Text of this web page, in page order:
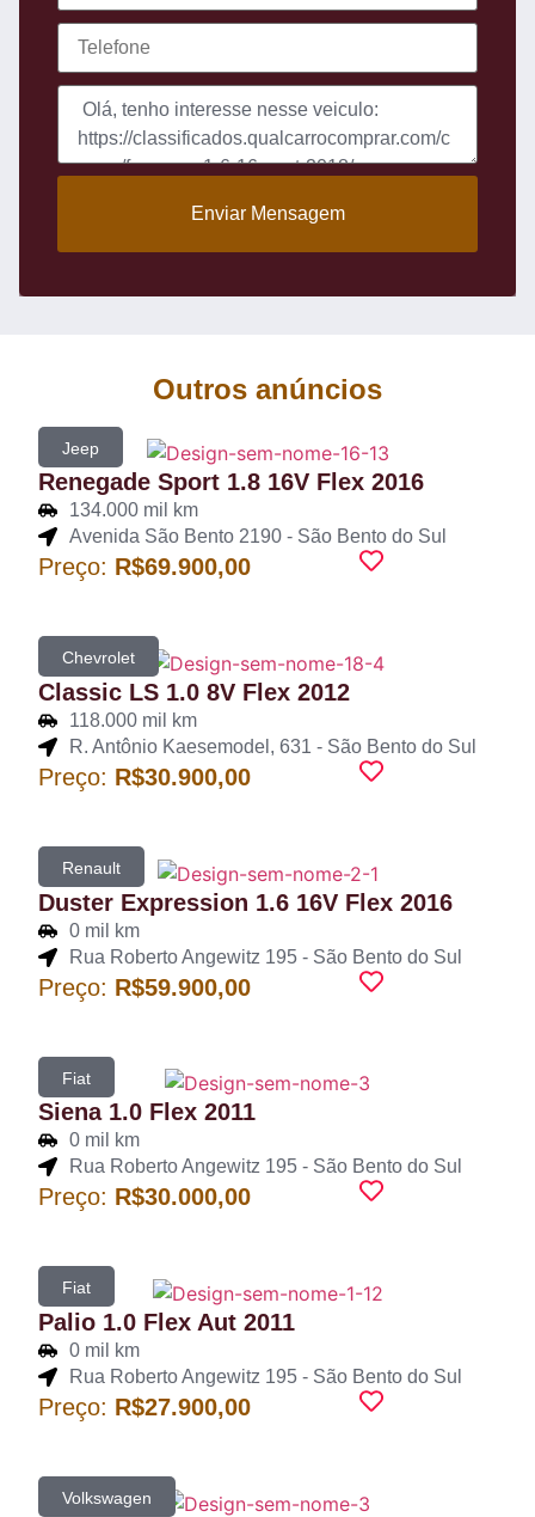
Enviar Mensagem
Outros anúncios
Jeep
Renegade Sport 1.8 16V Flex 2016
134.000 mil km
Avenida São Bento 2190 - São Bento do Sul
Preço: R$69.900,00
Chevrolet
Classic LS 1.0 8V Flex 2012
118.000 mil km
R. Antônio Kaesemodel, 631 - São Bento do Sul
Preço: R$30.900,00
Renault
Duster Expression 1.6 16V Flex 2016
0 mil km
Rua Roberto Angewitz 195 - São Bento do Sul
Preço: R$59.900,00
Fiat
Siena 1.0 Flex 2011
0 mil km
Rua Roberto Angewitz 195 - São Bento do Sul
Preço: R$30.000,00
Fiat
Palio 1.0 Flex Aut 2011
0 mil km
Rua Roberto Angewitz 195 - São Bento do Sul
Preço: R$27.900,00
Volkswagen